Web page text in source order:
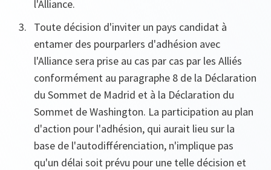
l'Alliance.
Toute décision d'inviter un pays candidat à
entamer des pourparlers d'adhésion avec
l'Alliance sera prise au cas par cas par les Alliés
conformément au paragraphe 8 de la Déclaration
du Sommet de Madrid et à la Déclaration du
Sommet de Washington. La participation au plan
d'action pour l'adhésion, qui aurait lieu sur la
base de l'autodifférenciation, n'implique pas
qu'un délai soit prévu pour une telle décision et